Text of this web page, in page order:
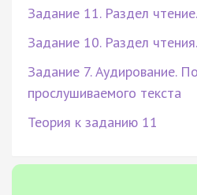
Задание 11. Раздел
Задание 10. Раздел
Задание 7. Аудирование.
прослушиваемого текста
Теория к заданию 11